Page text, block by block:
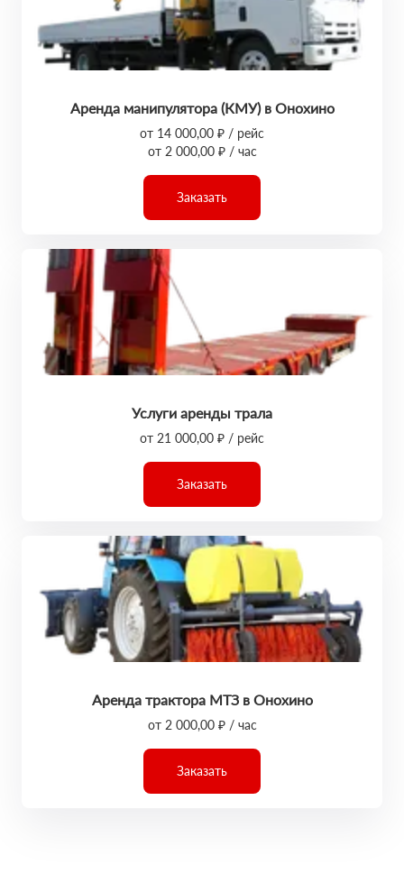
Аренда манипулятора (КМУ) в Онохино
от 14 000,00 ₽ / рейс
от 2 000,00 ₽ / час
Заказать
Услуги аренды трала
от 21 000,00 ₽ / рейс
Заказать
Аренда трактора МТЗ в Онохино
от 2 000,00 ₽ / час
Заказать